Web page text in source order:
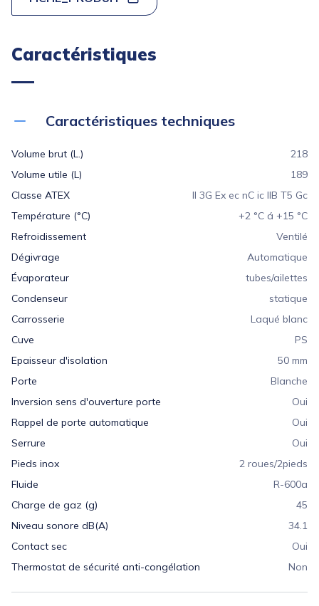
Caractéristiques
Caractéristiques techniques
Volume brut (L.)
218
Volume utile (L)
189
Classe ATEX
ll 3G Ex ec nC ic IIB T5 Gc
Température (°C)
+2 °C á +15 °C
Refroidissement
Ventilé
Dégivrage
Automatique
Évaporateur
tubes/ailettes
Condenseur
statique
Carrosserie
Laqué blanc
Cuve
PS
Epaisseur d'isolation
50 mm
Porte
Blanche
Inversion sens d'ouverture porte
Oui
Rappel de porte automatique
Oui
Serrure
Oui
Pieds inox
2 roues/2pieds
Fluide
R-600a
Charge de gaz (g)
45
Niveau sonore dB(A)
34.1
Contact sec
Oui
Thermostat de sécurité anti-congélation
Non